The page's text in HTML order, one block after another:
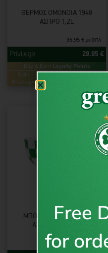
ΘΈΡΜΟΣ ΟΜΟΝΟΙΑ 1948
ΆΣΠΡΟ 1,2L
35.95 € με ΦΠΑ
29.95 €
Buy & Earn Loyalty Points
Gold
Privilege:
60
pts.
Green
30
ΜΠΟΛ ΟΜΟΝΟΙΑΣ 1948
ΆΣΠΡΟ/ΠΡΆΣΙΝΟ
15.95 € με ΦΠΑ
Free
for